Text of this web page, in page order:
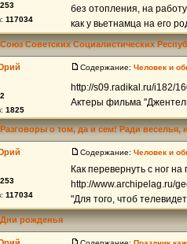
117034
без отопления, на
как у вьетнамца на его
Союз Советских Социалистических
1825
Содержание: Человек и
http://s09.radikal.ru/i182/
Актеры фильма
Разговоры о том, да и сем! Ради веселья,
117034
Содержание: Человек и
Как перевернуть с ног
http://www.archipelag.ru/
"Для того, чтоб
Дни рожденья